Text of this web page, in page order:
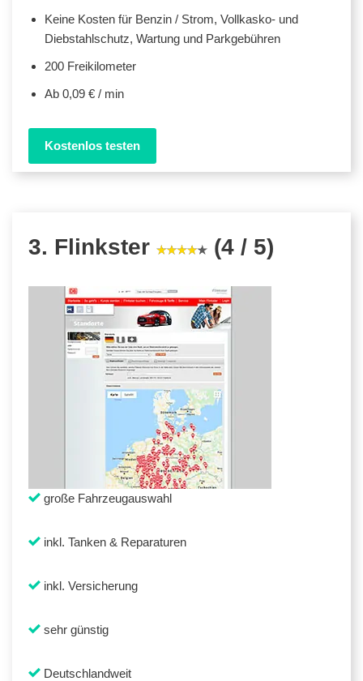
Keine Kosten für Benzin / Strom, Vollkasko- und
Diebstahlschutz, Wartung und Parkgebühren
200 Freikilometer
Ab 0,09 € / min
Kostenlos testen
3. Flinkster (4 / 5)
große Fahrzeugauswahl
inkl. Tanken & Reparaturen
inkl. Versicherung
sehr günstig
Deutschlandweit